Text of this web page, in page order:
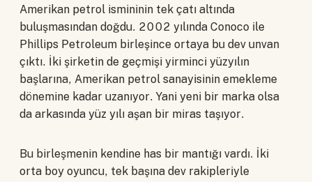
Amerikan petrol ismininin tek çatı altında
buluşmasından doğdu. 2002 yılında Conoco ile
Phillips Petroleum birleşince ortaya bu dev unvan
çıktı. İki şirketin de geçmişi yirminci yüzyılın
başlarına, Amerikan petrol sanayisinin emekleme
dönemine kadar uzanıyor. Yani yeni bir marka olsa
da arkasında yüz yılı aşan bir miras taşıyor.
Bu birleşmenin kendine has bir mantığı vardı. İki
orta boy oyuncu, tek başına dev rakipleriyle